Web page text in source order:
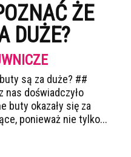
ŻE
DUŻE?
są za duże? ##
nas doświadczyło
buty okazały się za
ponieważ nie tylko...